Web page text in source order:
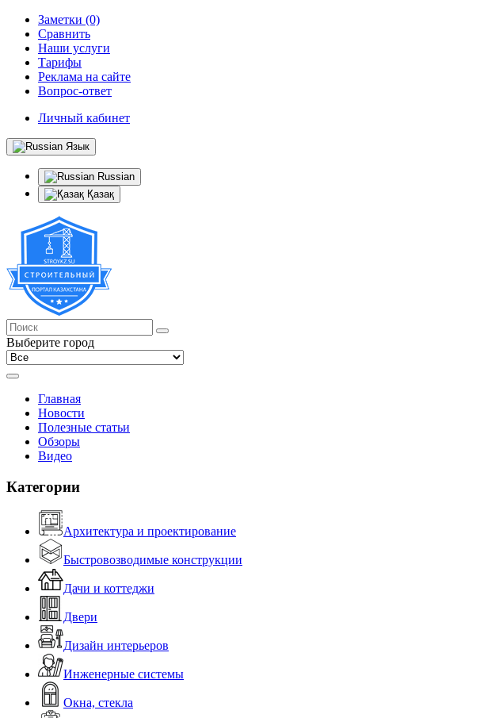
Заметки (0)
Сравнить
Наши услуги
Тарифы
Реклама на сайте
Вопрос-ответ
Личный кабинет
Язык
Russian
Қазақ
Выберите город
Главная
Новости
Полезные статьи
Обзоры
Видео
Категории
Архитектура и проектирование
Быстровозводимые конструкции
Дачи и коттеджи
Двери
Дизайн интерьеров
Инженерные системы
Окна, стекла